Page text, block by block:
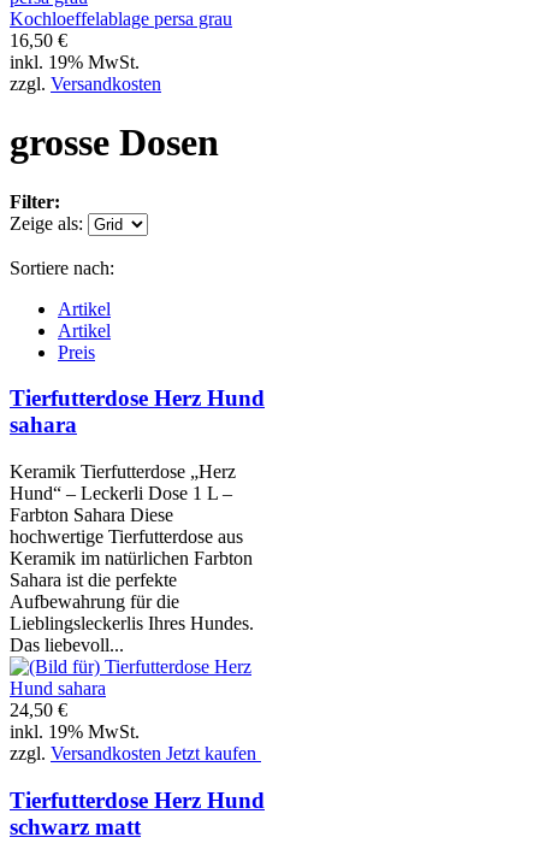
Kochloeffelablage persa grau
16,50 €
inkl. 19% MwSt.
zzgl. Versandkosten
grosse Dosen
Filter:
Zeige als:
Sortiere nach:
Artikel
Artikel
Preis
Tierfutterdose Herz Hund
sahara
Keramik Tierfutterdose „Herz
Hund“ – Leckerli Dose 1 L –
Farbton Sahara Diese
hochwertige Tierfutterdose aus
Keramik im natürlichen Farbton
Sahara ist die perfekte
Aufbewahrung für die
Lieblingsleckerlis Ihres Hundes.
Das liebevoll...
24,50 €
inkl. 19% MwSt.
zzgl. Versandkosten Jetzt kaufen
Tierfutterdose Herz Hund
schwarz matt